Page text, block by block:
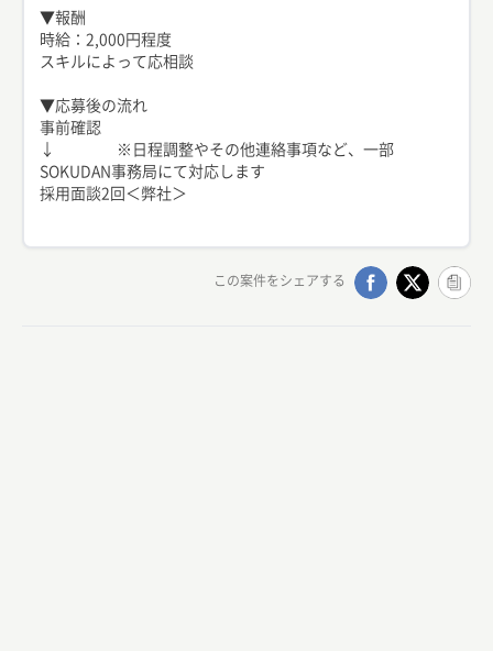
▼報酬
時給：2,000円程度
スキルによって応相談
▼応募後の流れ
事前確認
↓ ※日程調整やその他連絡事項など、一部
SOKUDAN事務局にて対応します
採用面談2回＜弊社＞
この案件をシェアする